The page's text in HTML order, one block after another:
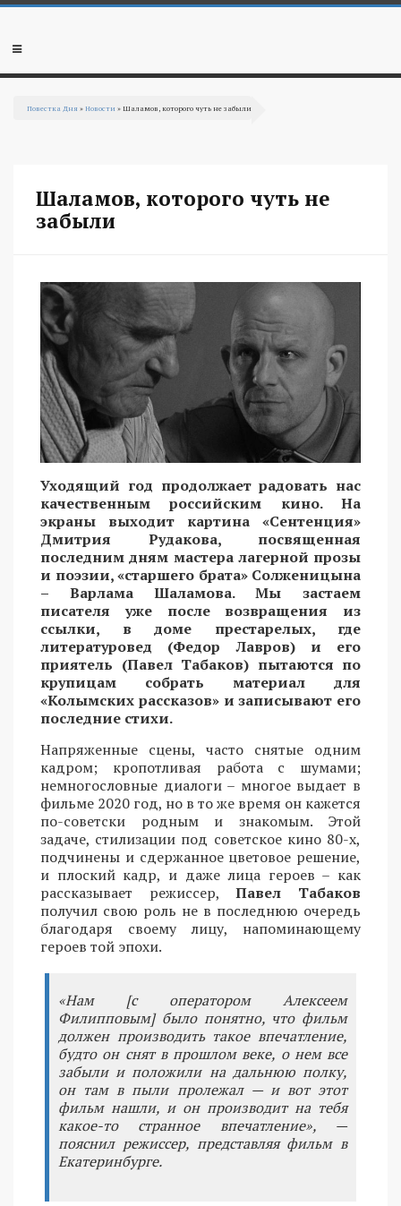
Перейти к основному содержанию
Мобильное
Повестка Дня »Новости » Шаламов, которого чуть не забыли
Шаламов, которого чуть не
забыли
Уходящий год продолжает радовать нас
качественным российским кино. На
экраны выходит картина «Сентенция»
Дмитрия Рудакова, посвященная
последним дням мастера лагерной прозы
и поэзии, «старшего брата» Солженицына
– Варлама Шаламова. Мы застаем
писателя уже после возвращения из
ссылки, в доме престарелых, где
литературовед (Федор Лавров) и его
приятель (Павел Табаков) пытаются по
крупицам собрать материал для
«Колымских рассказов» и записывают его
последние стихи.
Напряженные сцены, часто снятые одним
кадром; кропотливая работа с шумами;
немногословные диалоги – многое выдает в
фильме 2020 год, но в то же время он кажется
по-советски родным и знакомым. Этой
задаче, стилизации под советское кино 80-х,
подчинены и сдержанное цветовое решение,
и плоский кадр, и даже лица героев – как
рассказывает режиссер,Павел Табаков
получил свою роль не в последнюю очередь
благодаря своему лицу, напоминающему
героев той эпохи.
«Нам [с оператором Алексеем
Филипповым] было понятно, что фильм
должен производить такое впечатление,
будто он снят в прошлом веке, о нем все
забыли и положили на дальнюю полку,
он там в пыли пролежал — и вот этот
фильм нашли, и он производит на тебя
какое-то странное впечатление», —
пояснил режиссер, представляя фильм в
Екатеринбурге.